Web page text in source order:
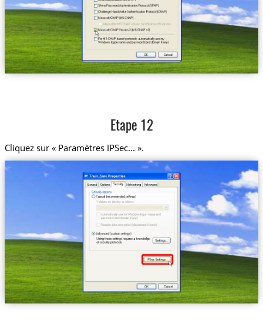
Etape 12
Cliquez sur « Paramètres IPSec... ».